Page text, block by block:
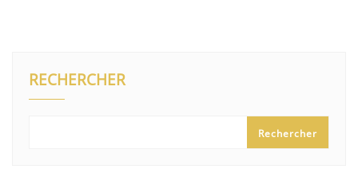
RECHERCHER
Rechercher